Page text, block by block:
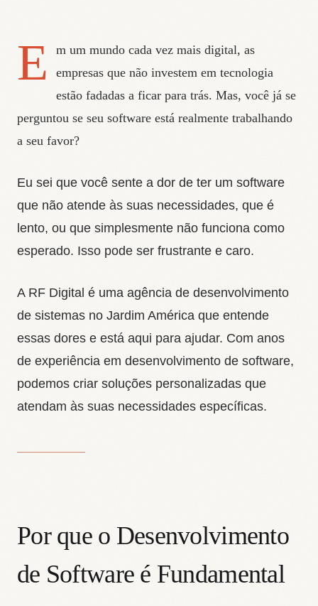
E
m um mundo cada vez mais digital, as
empresas que não investem em tecnologia
estão fadadas a ficar para trás. Mas, você já se
perguntou se seu software está realmente trabalhando
a seu favor?
Eu sei que você sente a dor de ter um software
que não atende às suas necessidades, que é
lento, ou que simplesmente não funciona como
esperado. Isso pode ser frustrante e caro.
A RF Digital é uma agência de desenvolvimento
de sistemas no Jardim América que entende
essas dores e está aqui para ajudar. Com anos
de experiência em desenvolvimento de software,
podemos criar soluções personalizadas que
atendam às suas necessidades específicas.
Por que o Desenvolvimento
de Software é Fundamental